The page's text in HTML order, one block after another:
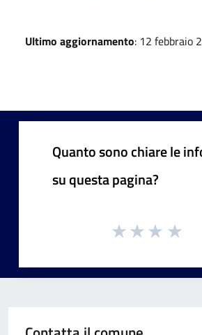
Ultimo aggiornamento: 12 febbraio
Quanto sono chiare le
su questa pagina?